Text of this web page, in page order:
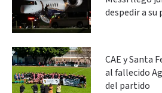
despedir a su
CAE y Santa
al fallecido
del partido